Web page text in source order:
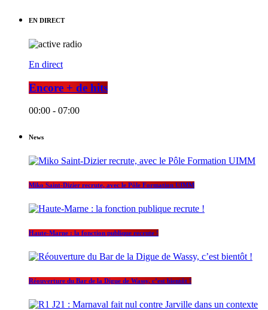
EN DIRECT
En direct
Encore + de hits
00:00 - 07:00
News
Miko Saint-Dizier recrute, avec le Pôle Formation UIMM
Haute-Marne : la fonction publique recrute !
Réouverture du Bar de la Digue de Wassy, c’est bientôt !